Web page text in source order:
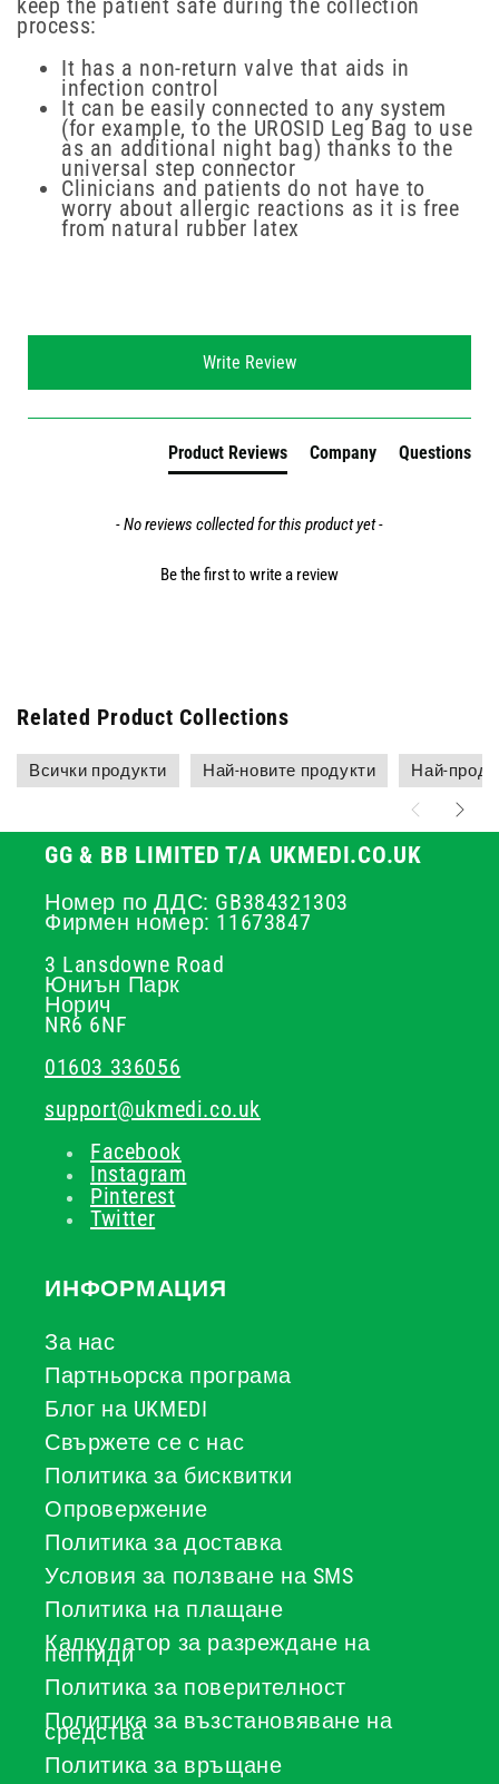
keep the patient safe during the collection
process:
It has a non-return valve that aids in
infection control
It can be easily connected to any system
(for example, to the UROSID Leg Bag to use
as an additional night bag) thanks to the
universal step connector
Clinicians and patients do not have to
worry about allergic reactions as it is free
from natural rubber latex
Write Review
Product Reviews Company Questions
- No reviews collected for this product yet -
Be the first to write a review
Related Product Collections
Всички продукти Най-новите продукти Най-
GG & BB LIMITED T/A UKMEDI.CO.UK
Номер по ДДС: GB384321303
Фирмен номер: 11673847
3 Lansdowne Road
Юниън Парк
Норич
NR6 6NF
01603 336056
support@ukmedi.co.uk
Facebook
Instagram
Pinterest
Twitter
ИНФОРМАЦИЯ
За нас
Партньорска програма
Блог на UKMEDI
Свържете се с нас
Политика за бисквитки
Опровержение
Политика за доставка
Условия за ползване на SMS
Политика на плащане
Калкулатор за разреждане на
пептиди
Политика за поверителност
Политика за възстановяване на
средства
Политика за връщане